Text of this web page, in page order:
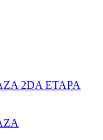
2DA ETAPA